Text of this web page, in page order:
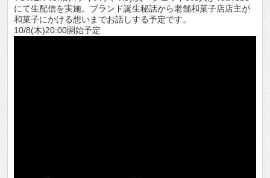
にて生配信を実施。ブランド誕生秘話から老舗和菓子店店主が
和菓子にかける想いまでお話しする予定です。
10/8(木)20:00開始予定